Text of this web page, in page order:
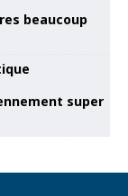
beaucoup
super